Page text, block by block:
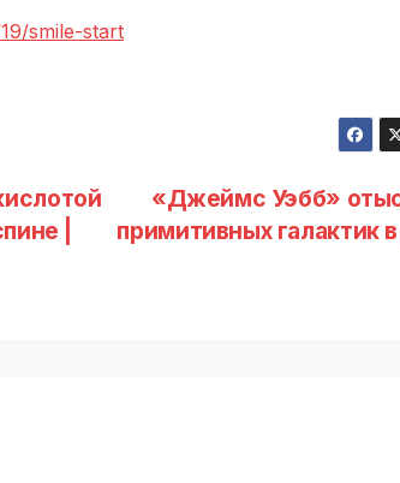
smile-start
«Джеймс Уэбб»
примитивных галактик
|